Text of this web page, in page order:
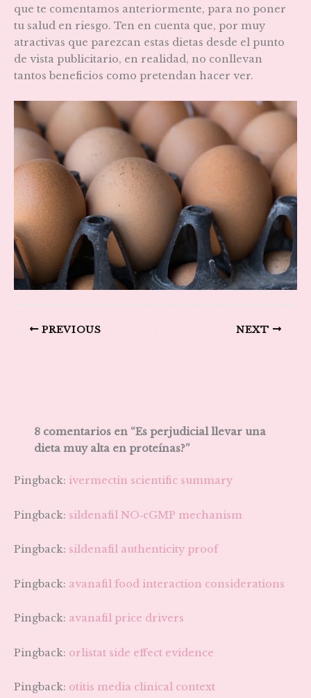
que te comentamos anteriormente, para no poner
tu salud en riesgo. Ten en cuenta que, por muy
atractivas que parezcan estas dietas desde el punto
de vista publicitario, en realidad, no conllevan
tantos beneficios como pretendan hacer ver.
PREVIOUS NEXT
8 comentarios en “Es perjudicial llevar una
dieta muy alta en proteínas?”
Pingback: ivermectin scientific summary
Pingback: sildenafil NO‑cGMP mechanism
Pingback: sildenafil authenticity proof
Pingback: avanafil food interaction considerations
Pingback: avanafil price drivers
Pingback: orlistat side effect evidence
Pingback: otitis media clinical context